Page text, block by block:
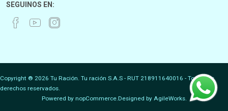
SEGUINOS EN:
Copyright ® 2026 Tu Ración. Tu ración S.A.S - RUT 218911640016 - Todos los
derechos reservados.
Powered by nopCommerce.Designed by AgileWorks.